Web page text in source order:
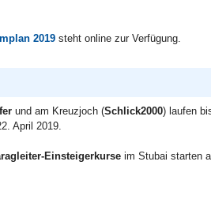
2019 steht online zur Verfügung.
und am Kreuzjoch (Schlick2000) laufen
April 2019.
Einsteigerkurse im Stubai starten